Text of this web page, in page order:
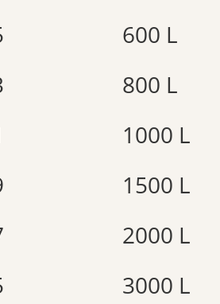
600 L
800 L
1000 L
1500 L
2000 L
3000 L